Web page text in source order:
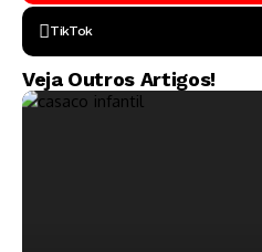
TikTok
Veja Outros Artigos!